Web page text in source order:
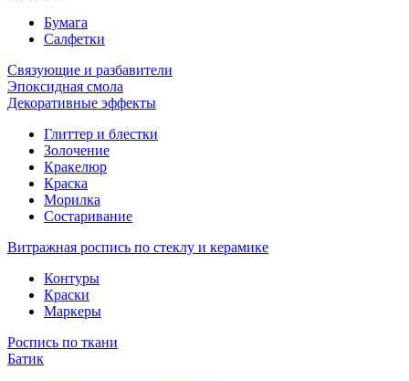
Бумага
Салфетки
Связующие и разбавители
Эпоксидная смола
Декоративные эффекты
Глиттер и блестки
Золочение
Кракелюр
Краска
Морилка
Состаривание
Витражная роспись по стеклу и керамике
Контуры
Краски
Маркеры
Роспись по ткани
Батик